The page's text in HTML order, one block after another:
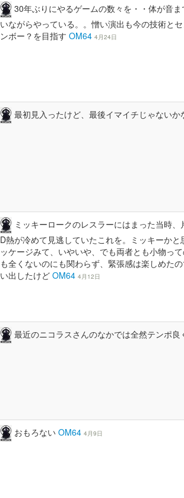
30年ぶりにやるゲームの数々を・・体が音
いながらやっている。。憎い演出も今の技術と
ンボー？を目指す OM64 4月24日
最初見入ったけど、最後イマイチじゃない
ミッキーロークのレスラーにはまった当時
D熱が冷めて見逃していたこれを。ミッキーか
ッケージみて、いやいや、でも両者とも小物っ
も全くないのにも関わらず、緊張感は楽しめた
い出したけど OM64 4月12日
最近のニコラスさんのなかでは全然テンポ
おもろない OM64 4月9日